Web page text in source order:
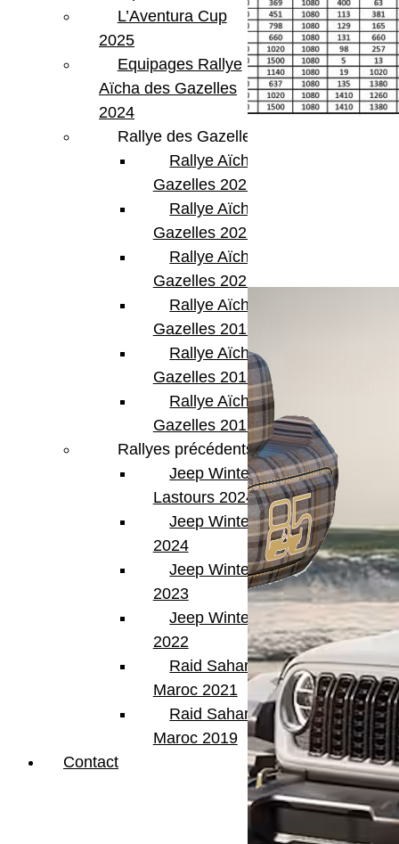
L’Aventura Cup
2025
Equipages Rallye
Aïcha des Gazelles
2024
Rallye des Gazelles
Rallye Aïcha des
Gazelles 2023
Rallye Aïcha des
Gazelles 2022
Rallye Aïcha des
Gazelles 2021 -30th
Rallye Aïcha des
Gazelles 2019
Rallye Aïcha des
Gazelles 2018
Rallye Aïcha des
Gazelles 2017
Rallyes précédents
Jeep Winter
Lastours 2024
Jeep Winter Tour
2024
Jeep Winter Tour
2023
Jeep Winter Tour
2022
Raid Sahara Tour
Maroc 2021
Raid Sahara Tour
Maroc 2019
Contact